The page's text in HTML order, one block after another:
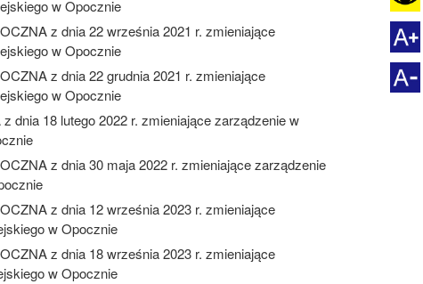
w Opocznie
z dnia 22 września 2021 r. zmieniające
w Opocznie
z dnia 22 grudnia 2021 r. zmieniające
w Opocznie
dnia 18 lutego 2022 r. zmieniające zarządzenie w
z dnia 30 maja 2022 r. zmieniające zarządzenie
z dnia 12 września 2023 r. zmieniające
w Opocznie
z dnia 18 września 2023 r. zmieniające
w Opocznie